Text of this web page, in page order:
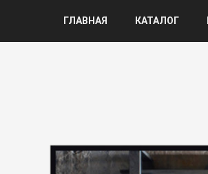
ГЛАВНАЯ КАТАЛОГ